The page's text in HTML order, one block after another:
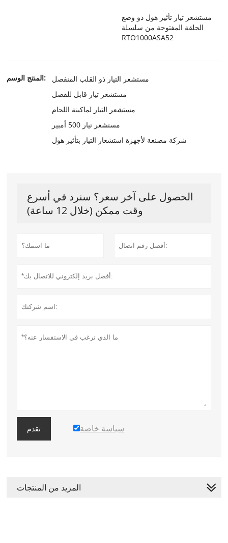
مستشعر تيار تأثير هول ذو وضع
الحلقة المفتوحة من سلسلة
RTO1000ASA52
المنتج الوسم:
مستشعر التيار ذو القلب المنفصل
مستشعر تيار قابل للفصل
مستشعر التيار لماكينة اللحام
مستشعر تيار 500 أمبير
شركة مصنعة لأجهزة استشعار التيار بتأثير هول
الحصول على آخر سعر؟ سنرد في أسرع
وقت ممكن (خلال 12 ساعة)
تقدم سياسة خاصة
المزيد من المنتجات